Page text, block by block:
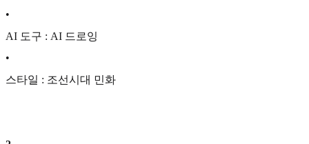
•
AI 도구 : AI 드로잉
•
스타일 : 조선시대 민화